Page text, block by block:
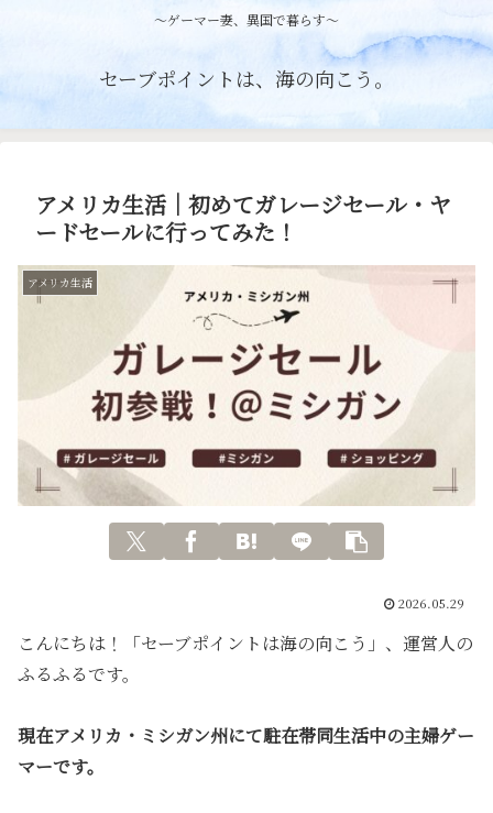
〜ゲーマー妻、異国で暮らす〜
セーブポイントは、海の向こう。
アメリカ生活｜初めてガレージセール・ヤ
ードセールに行ってみた！
アメリカ生活
2026.05.29
こんにちは！「セーブポイントは海の向こう」、運営人の
ふるふるです。
現在アメリカ・ミシガン州にて駐在帯同生活中の主婦ゲー
マーです。